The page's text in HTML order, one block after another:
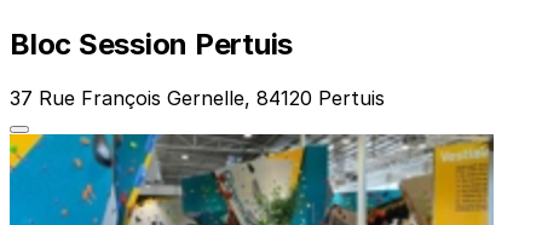
Bloc Session Pertuis
37 Rue François Gernelle, 84120 Pertuis